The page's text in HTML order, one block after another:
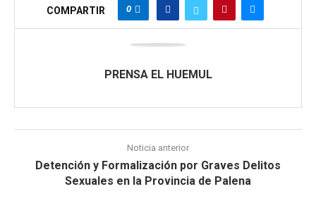
COMPARTIR 0
PRENSA EL HUEMUL
Noticia anterior
Detención y Formalización por Graves Delitos
Sexuales en la Provincia de Palena